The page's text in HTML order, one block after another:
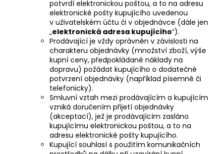
potvrdí elektronickou poštou, a to na adresu
elektronické pošty kupujícího uvedenou
v uživatelském účtu či v objednávce (dále jen
„elektronická adresa kupujícího“).
Prodávající je vždy oprávněn v závislosti na
charakteru objednávky (množství zboží, výše
kupní ceny, předpokládané náklady na
dopravu) požádat kupujícího o dodatečné
potvrzení objednávky (například písemně či
telefonicky).
Smluvní vztah mezi prodávajícím a kupujícím
vzniká doručením přijetí objednávky
(akceptací), jež je prodávajícím zasláno
kupujícímu elektronickou poštou, a to na
adresu elektronické pošty kupujícího.
Kupující souhlasí s použitím komunikačních